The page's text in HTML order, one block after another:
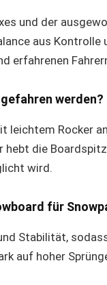
und der
aus Kontrolle
erfahrenen
werden?
leichtem Rocker
die
wird.
für
Stabilität,
auf hoher